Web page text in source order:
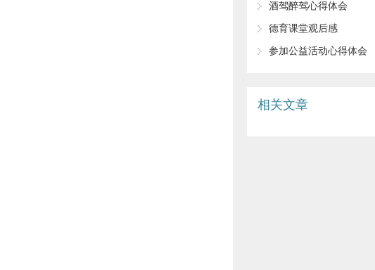
酒驾醉驾心得体会
德育课堂观后感
参加公益活动心得体会
相关文章